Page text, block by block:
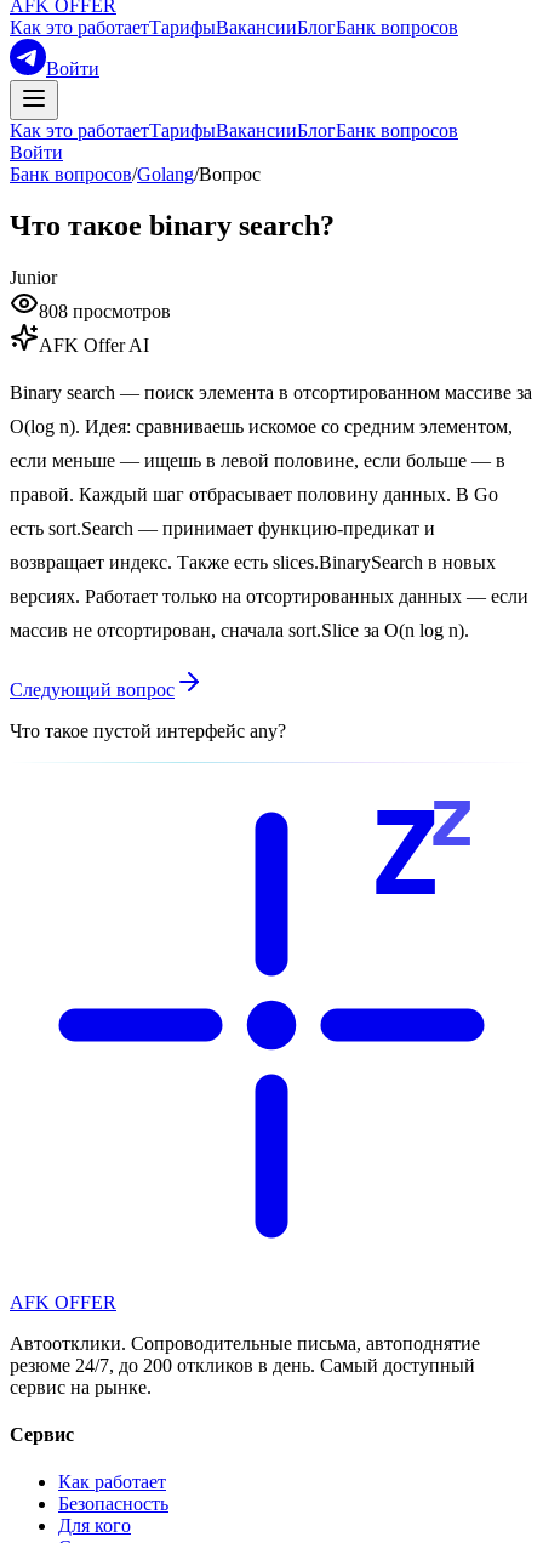
AFK OFFER
Как это работаетТарифыВакансииБлогБанк вопросов
Войти
Как это работаетТарифыВакансииБлогБанк вопросов
Войти
Банк вопросов/Golang/Вопрос
Что такое binary search?
Junior
808 просмотров
AFK Offer AI
Binary search — поиск элемента в отсортированном массиве за
O(log n). Идея: сравниваешь искомое со средним элементом,
если меньше — ищешь в левой половине, если больше — в
правой. Каждый шаг отбрасывает половину данных. В Go
есть sort.Search — принимает функцию-предикат и
возвращает индекс. Также есть slices.BinarySearch в новых
версиях. Работает только на отсортированных данных — если
массив не отсортирован, сначала sort.Slice за O(n log n).
Следующий вопрос
Что такое пустой интерфейс any?
Zz
AFK OFFER
Автоотклики. Сопроводительные письма, автоподнятие
резюме 24/7, до 200 откликов в день. Самый доступный
сервис на рынке.
Сервис
Как работает
Безопасность
Для кого